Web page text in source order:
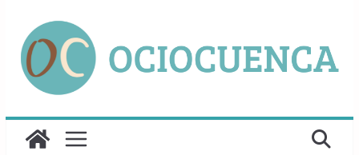
contenido